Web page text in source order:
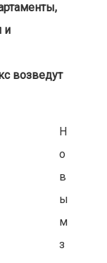
и
возведут
Н
о
в
ы
м
з